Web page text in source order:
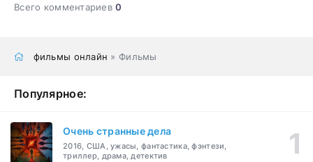
Всего комментариев0
фильмы онлайн » Фильмы
Популярное:
Очень странные дела
2016, США, ужасы, фантастика, фэнтези,
триллер, драма, детектив